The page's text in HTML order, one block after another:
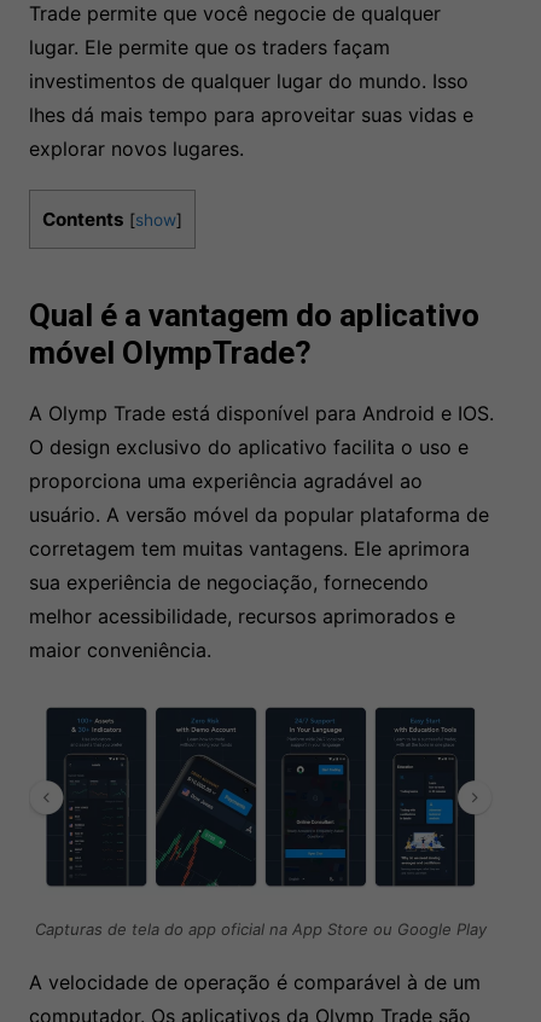
Trade permite que você negocie de qualquer
lugar. Ele permite que os traders façam
investimentos de qualquer lugar do mundo. Isso
lhes dá mais tempo para aproveitar suas vidas e
explorar novos lugares.
Contents [show]
Qual é a vantagem do aplicativo
móvel OlympTrade?
A Olymp Trade está disponível para Android e IOS.
O design exclusivo do aplicativo facilita o uso e
proporciona uma experiência agradável ao
usuário. A versão móvel da popular plataforma de
corretagem tem muitas vantagens. Ele aprimora
sua experiência de negociação, fornecendo
melhor acessibilidade, recursos aprimorados e
maior conveniência.
Capturas de tela do app oficial na App Store ou Google Play
A velocidade de operação é comparável à de um
computador. Os aplicativos da Olymp Trade são